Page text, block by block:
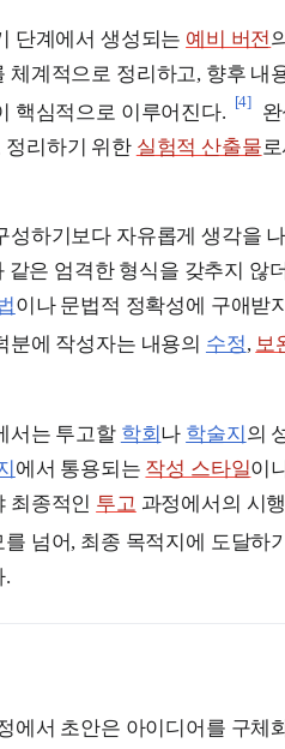
단계에서 생성되는 예비 버전
체계적으로 정리하고, 향후 내
핵심적으로 이루어진다.
[4]
정리하기 위한 실험적 산출물
하기보다 자유롭게 생각을
같은 엄격한 형식을 갖추지 않
이나 문법적 정확성에 구애받
분에 작성자는 내용의 수정, 보
서는 투고할 학회나 학술지 의
에서 통용되는 작성 스타일이
최종적인 투고 과정에서의 시
넘어, 최종 목적지에 도달하
.
에서 초안은 아이디어를 구체